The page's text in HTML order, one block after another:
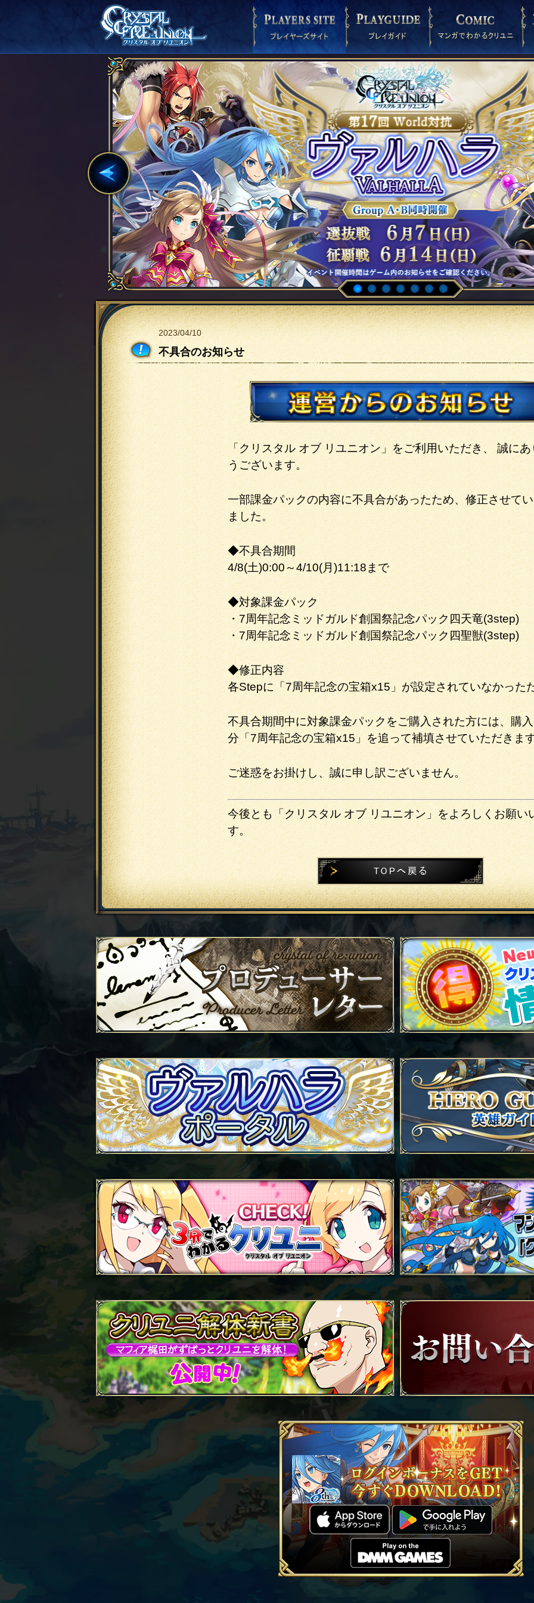
2023/04/10
不具合のお知らせ
「クリスタル オブ リユニオン」をご利用いただき、 誠に
うございます。
一部課金パックの内容に不具合があったため、修正させて
ました。
◆不具合期間
4/8(土)0:00～4/10(月)11:18まで
◆対象課金パック
・7周年記念ミッドガルド創国祭記念パック四天竜(3step)
・7周年記念ミッドガルド創国祭記念パック四聖獣(3step)
◆修正内容
各Stepに「7周年記念の宝箱x15」が設定されていなかった
不具合期間中に対象課金パックをご購入された方には、購
分「7周年記念の宝箱x15」を追って補填させていただきま
ご迷惑をお掛けし、誠に申し訳ございません。
今後とも「クリスタル オブ リユニオン」をよろしくお願い
す。